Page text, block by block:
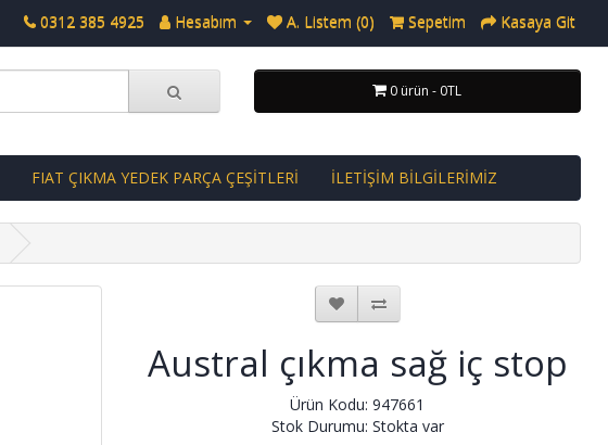
0312 385 4925 Hesabım A. Listem (0) Sepetim Kasaya Git
0 ürün - 0TL
FIAT ÇIKMA YEDEK PARÇA ÇEŞİTLERİ İLETİŞİM BİLGİLERİMİZ
Austral çıkma sağ iç stop
Ürün Kodu: 947661
Stok Durumu: Stokta var